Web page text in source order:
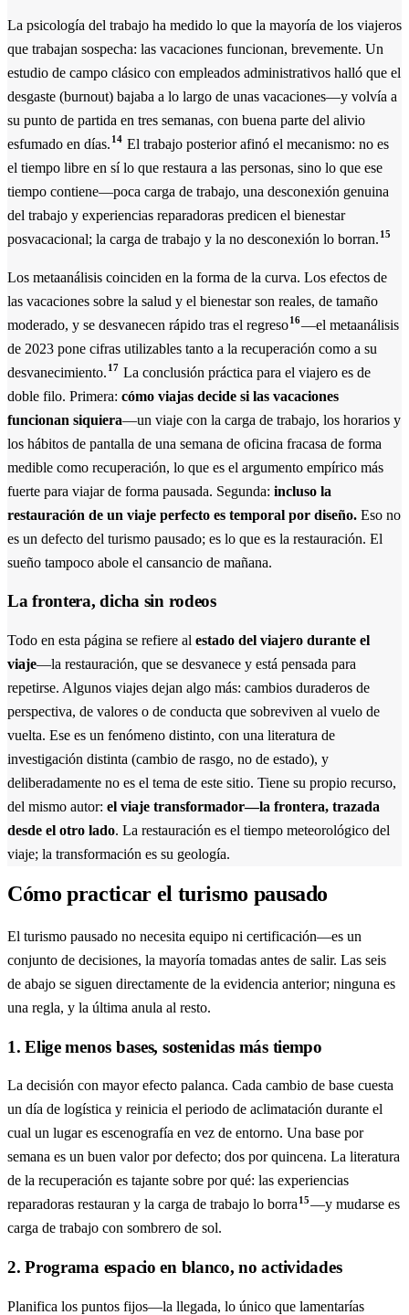
La psicología del trabajo ha medido lo que la mayoría de los viajeros
que trabajan sospecha: las vacaciones funcionan, brevemente. Un
estudio de campo clásico con empleados administrativos halló que el
desgaste (burnout) bajaba a lo largo de unas vacaciones—y volvía a
su punto de partida en tres semanas, con buena parte del alivio
esfumado en días. 14 El trabajo posterior afinó el mecanismo: no es
el tiempo libre en sí lo que restaura a las personas, sino lo que ese
tiempo contiene—poca carga de trabajo, una desconexión genuina
del trabajo y experiencias reparadoras predicen el bienestar
posvacacional; la carga de trabajo y la no desconexión lo borran. 15
Los metaanálisis coinciden en la forma de la curva. Los efectos de
las vacaciones sobre la salud y el bienestar son reales, de tamaño
moderado, y se desvanecen rápido tras el regreso16—el metaanálisis
de 2023 pone cifras utilizables tanto a la recuperación como a su
desvanecimiento. 17 La conclusión práctica para el viajero es de
doble filo. Primera: cómo viajas decide si las vacaciones
funcionan siquiera—un viaje con la carga de trabajo, los horarios y
los hábitos de pantalla de una semana de oficina fracasa de forma
medible como recuperación, lo que es el argumento empírico más
fuerte para viajar de forma pausada. Segunda: incluso la
restauración de un viaje perfecto es temporal por diseño. Eso no
es un defecto del turismo pausado; es lo que es la restauración. El
sueño tampoco abole el cansancio de mañana.
La frontera, dicha sin rodeos
Todo en esta página se refiere al estado del viajero durante el
viaje—la restauración, que se desvanece y está pensada para
repetirse. Algunos viajes dejan algo más: cambios duraderos de
perspectiva, de valores o de conducta que sobreviven al vuelo de
vuelta. Ese es un fenómeno distinto, con una literatura de
investigación distinta (cambio de rasgo, no de estado), y
deliberadamente no es el tema de este sitio. Tiene su propio recurso,
del mismo autor: el viaje transformador—la frontera, trazada
desde el otro lado. La restauración es el tiempo meteorológico del
viaje; la transformación es su geología.
Cómo practicar el turismo pausado
El turismo pausado no necesita equipo ni certificación—es un
conjunto de decisiones, la mayoría tomadas antes de salir. Las seis
de abajo se siguen directamente de la evidencia anterior; ninguna es
una regla, y la última anula al resto.
1. Elige menos bases, sostenidas más tiempo
La decisión con mayor efecto palanca. Cada cambio de base cuesta
un día de logística y reinicia el periodo de aclimatación durante el
cual un lugar es escenografía en vez de entorno. Una base por
semana es un buen valor por defecto; dos por quincena. La literatura
de la recuperación es tajante sobre por qué: las experiencias
reparadoras restauran y la carga de trabajo lo borra 15—y mudarse es
carga de trabajo con sombrero de sol.
2. Programa espacio en blanco, no actividades
Planifica los puntos fijos—la llegada, lo único que lamentarías